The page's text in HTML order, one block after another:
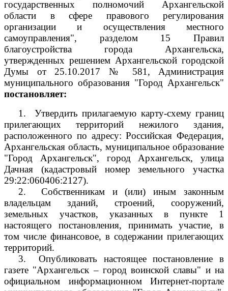
государственных полномочий Архангельской
области в сфере правового регулирования
организации и осуществления местного
самоуправления", разделом 15 Правил
благоустройства города Архангельска,
утвержденных решением Архангельской городской
Думы от 25.10.2017 № 581, Администрация
муниципального образования "Город Архангельск"
постановляет:
1.
Утвердить прилагаемую карту-схему границ
прилегающих территорий нежилого здания,
расположенного по адресу: Российская Федерация,
Архангельская область, муниципальное образование
"Город Архангельск", город Архангельск, улица
Дачная (кадастровый номер земельного участка
29:22:060406:2127).
2.
Собственникам и (или) иным законным
владельцам зданий, строений, сооружений,
земельных участков, указанных в пункте 1
настоящего постановления, принимать участие, в
том числе финансовое, в содержании прилегающих
территорий.
3.
Опубликовать настоящее постановление в
газете "Архангельск – город воинской славы" и на
официальном информационном Интернет-портале